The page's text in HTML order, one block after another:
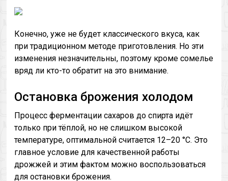
Конечно, уже не будет классического вкуса, как
при традиционном методе приготовления. Но эти
изменения незначительны, поэтому кроме сомелье
вряд ли кто-то обратит на это внимание.
Остановка брожения холодом
Процесс ферментации сахаров до спирта идёт
только при тёплой, но не слишком высокой
температуре, оптимальной считается 12–20 °C. Это
главное условие для качественной работы
дрожжей и этим фактом можно воспользоваться
для остановки брожения.